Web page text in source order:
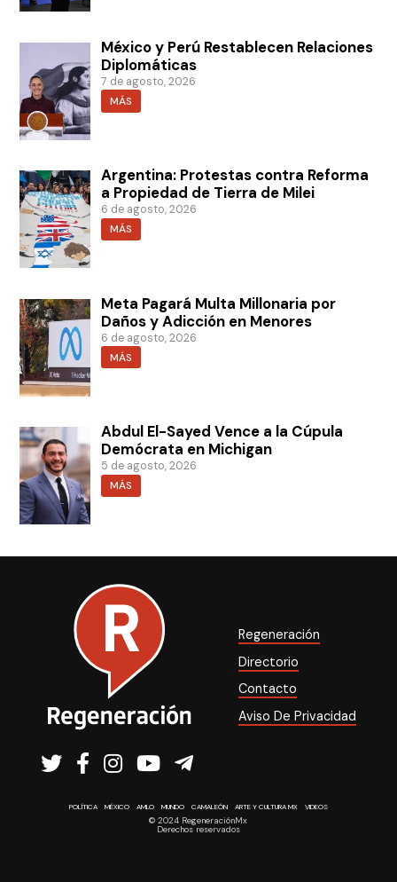
México y Perú Restablecen Relaciones
Diplomáticas
7 de agosto, 2026
MÁS
Argentina: Protestas contra Reforma
a Propiedad de Tierra de Milei
6 de agosto, 2026
MÁS
Meta Pagará Multa Millonaria por
Daños y Adicción en Menores
6 de agosto, 2026
MÁS
Abdul El-Sayed Vence a la Cúpula
Demócrata en Michigan
5 de agosto, 2026
MÁS
Regeneración
Directorio
Contacto
Aviso De Privacidad
POLÍTICA MÉXICO AMLO MUNDO CAMALEÓN ARTE Y CULTURA MX VIDEOS
© 2024 RegeneraciónMx
Derechos reservados